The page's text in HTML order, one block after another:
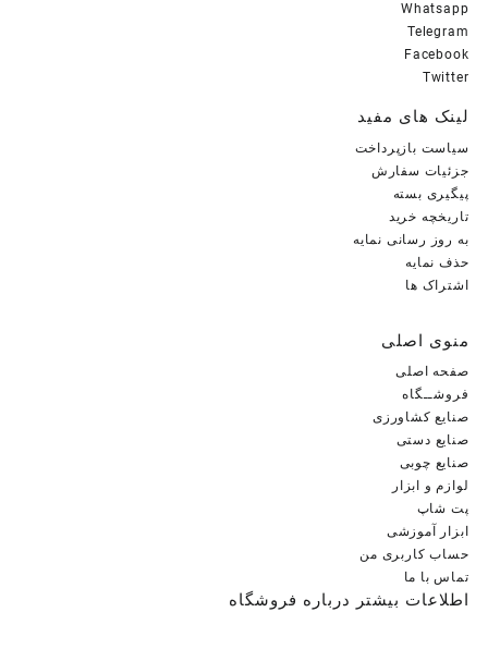
Whatsapp
Telegram
Facebook
Twitter
لینک های مفید
سیاست بازپرداخت
جزئیات سفارش
پیگیری بسته
تاریخچه خرید
به روز رسانی نمایه
حذف نمایه
اشتراک ها
منوی اصلی
صفحه اصلی
فروشــگاه
صنایع کشاورزی
صنایع دستی
صنایع چوبی
لوازم و ابزار
پت شاپ
ابزار آموزشی
حساب کاربری من
تماس با ما
اطلاعات بیشتر درباره فروشگاه